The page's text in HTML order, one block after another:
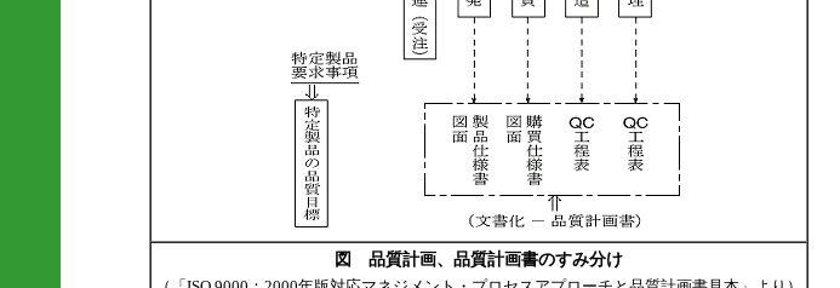
図 品質計画、品質計画書のすみ分け